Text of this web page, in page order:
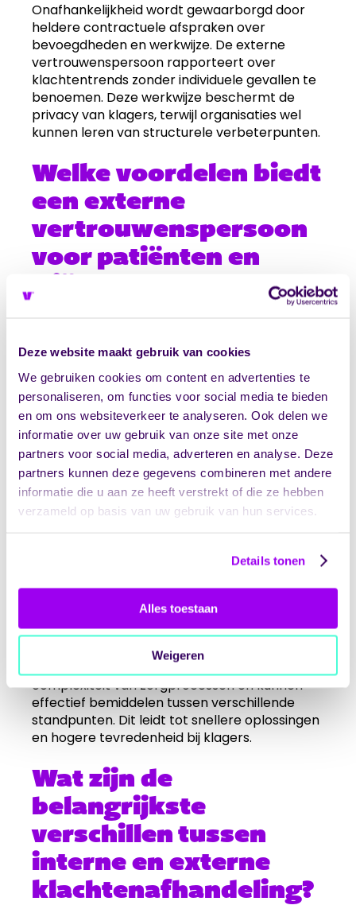
Deze website maakt gebruik van cookies
We gebruiken cookies om content en advertenties te
personaliseren, om functies voor social media te bieden
en om ons websiteverkeer te analyseren. Ook delen we
informatie over uw gebruik van onze site met onze
partners voor social media, adverteren en analyse. Deze
partners kunnen deze gegevens combineren met andere
informatie die u aan ze heeft verstrekt of die ze hebben
verzameld op basis van uw gebruik van hun services.
Details tonen
Alles toestaan
Weigeren
Onafhankelijkheid wordt gewaarborgd door
heldere contractuele afspraken over
bevoegdheden en werkwijze. De externe
vertrouwenspersoon rapporteert over
klachtentrends zonder individuele gevallen te
benoemen. Deze werkwijze beschermt de
privacy van klagers, terwijl organisaties wel
kunnen leren van structurele verbeterpunten.
Welke voordelen biedt
een externe
vertrouwenspersoon
voor patiënten en
cliënten?
vertrouwen omdat de vertrouwenspersoon
geen belang heeft bij het beschermen van de
zorgorganisatie. Deze neutrale positie leidt tot
een eerlijkere behandeling van klachten en
betere uitkomsten voor alle partijen.
De toegankelijkheid verbetert doordat
externe vertrouwenspersonen vaak flexibele
spreekuren en verschillende
contactmogelijkheden bieden. Patiënten
omdat de vertrouwenspersoon buiten de
organisatie staat.
Specialistische kennis van klachtenrecht,
mediation en communicatie zorgt voor
professionele begeleiding. Externe
vertrouwenspersonen begrijpen de
complexiteit van zorgprocessen en kunnen
effectief bemiddelen tussen verschillende
standpunten. Dit leidt tot snellere oplossingen
en hogere tevredenheid bij klagers.
Wat zijn de
belangrijkste
verschillen tussen
interne en externe
klachtenafhandeling?